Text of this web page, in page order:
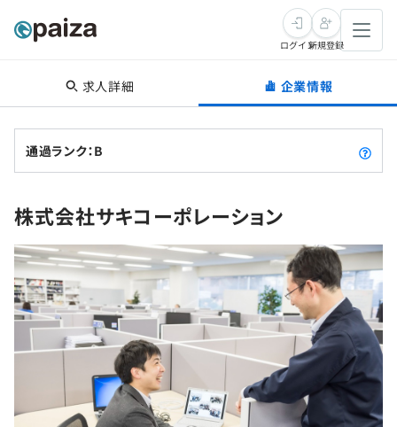
転職・キャリア
転職成功ガイド
転職エージェント
インタビュー
転職成功ガイド
新卒就活
求人検索
本選考
インターン
イベント・セミナー
学習
講座一覧
問題集
4択課題
ナレッジ
スキルチェック
プログラミング言語
SQL
評価結果一覧
ゲーム・マンガ
メディア
Tech Team Journal
ログイン新規登録
求人詳細 企業情報
通過ランク：B
株式会社サキコーポレーション